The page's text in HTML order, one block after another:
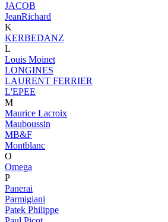
JACOB
JeanRichard
K
KERBEDANZ
L
Louis Moinet
LONGINES
LAURENT FERRIER
L'EPEE
M
Maurice Lacroix
Mauboussin
MB&F
Montblanc
O
Omega
P
Panerai
Parmigiani
Patek Philippe